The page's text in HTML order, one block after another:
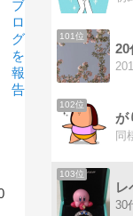
ブ
ロ
グ
を
報
告
101位
20
102位
同
103位
レ